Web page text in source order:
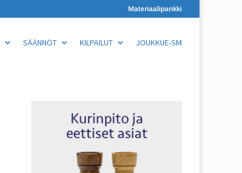
Materiaalipankki
SÄÄNNÖT KILPAILUT JOUKKUE-SM